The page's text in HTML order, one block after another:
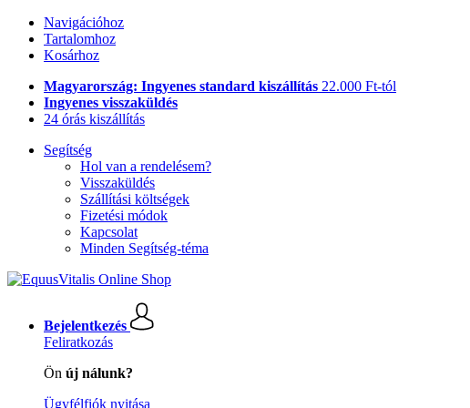
Navigációhoz
Tartalomhoz
Kosárhoz
Magyarország: Ingyenes standard kiszállítás 22.000 Ft-tól
Ingyenes visszaküldés
24 órás kiszállítás
Segítség
Hol van a rendelésem?
Visszaküldés
Szállítási költségek
Fizetési módok
Kapcsolat
Minden Segítség-téma
Bejelentkezés
Feliratkozás
Ön új nálunk?
Ügyfélfiók nyitása